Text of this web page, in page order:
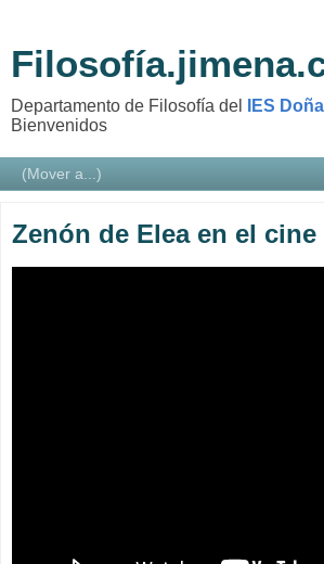
Departamento de Filosofía del IES
Bienvenidos
Zenón de Elea en el cine